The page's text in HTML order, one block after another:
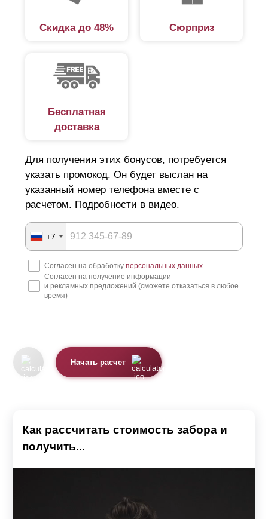
Скидка до 48% Сюрприз
Бесплатная
доставка
Для получения этих бонусов, потребуется
указать промокод. Он будет выслан на
указанный номер телефона вместе с
расчетом. Подробности в видео.
+7
Согласен на обработку персональных данных
Согласен на получение информации
и рекламных предложений (сможете отказаться в любое
время)
Начать расчет
Как рассчитать стоимость забора и
получить...